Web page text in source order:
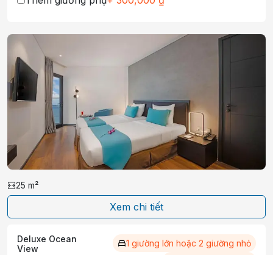
25 m²
Xem chi tiết
Deluxe Ocean
View
1 giường lớn hoặc 2 giường nhỏ